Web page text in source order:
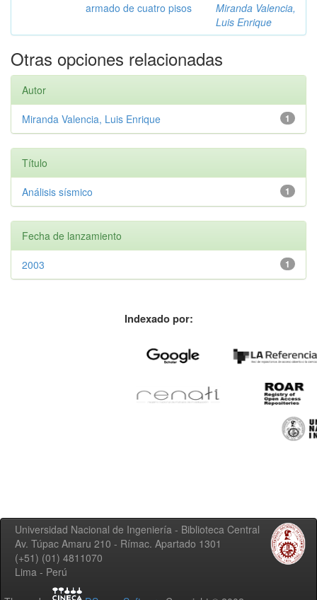
armado de cuatro pisos
Miranda Valencia,
Luis Enrique
Otras opciones relacionadas
Autor
1
Miranda Valencia, Luis Enrique
Título
1
Análisis sísmico
Fecha de lanzamiento
1
2003
Indexado por:
Universidad Nacional de Ingeniería - Biblioteca Central
Av. Túpac Amaru 210 - Rímac. Apartado 1301
(+51) (01) 4811070
Lima - Perú